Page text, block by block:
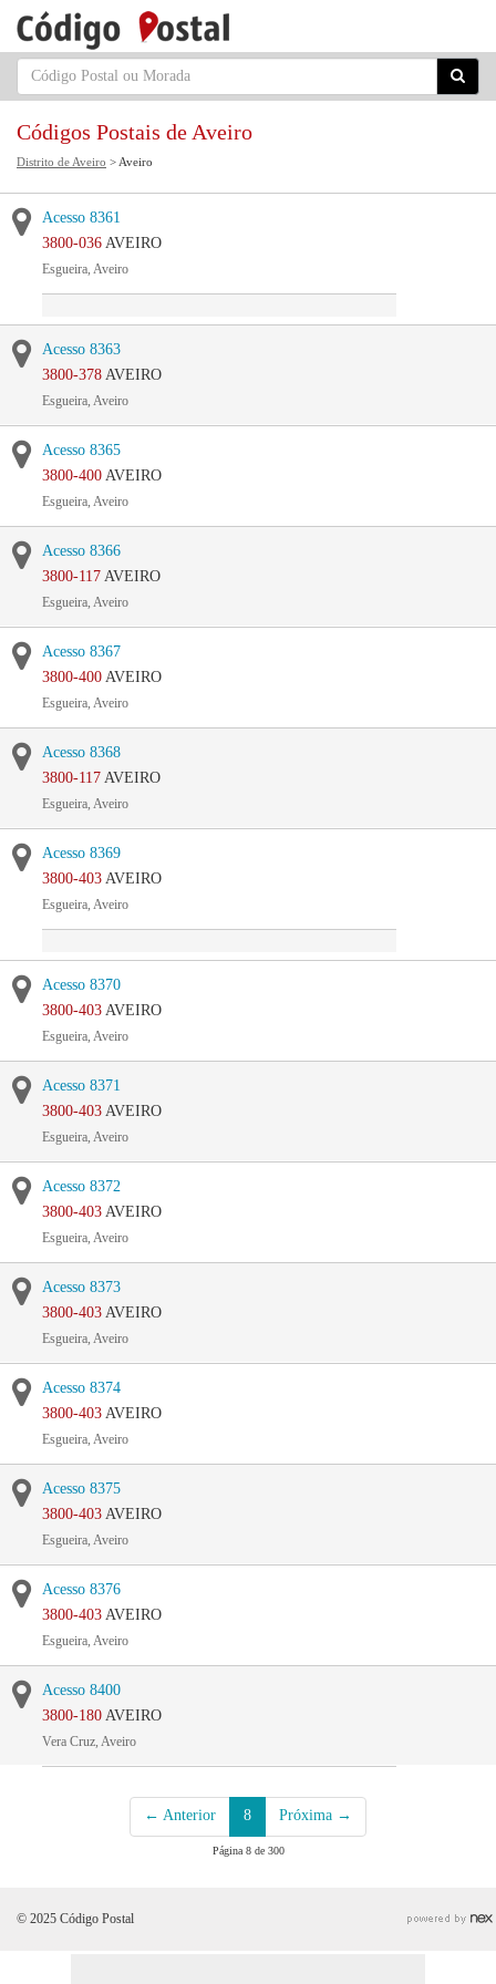
Códigos Postais de Aveiro
Distrito de Aveiro > Aveiro
Acesso 8361
3800-036 AVEIRO
Esgueira, Aveiro
Acesso 8363
3800-378 AVEIRO
Esgueira, Aveiro
Acesso 8365
3800-400 AVEIRO
Esgueira, Aveiro
Acesso 8366
3800-117 AVEIRO
Esgueira, Aveiro
Acesso 8367
3800-400 AVEIRO
Esgueira, Aveiro
Acesso 8368
3800-117 AVEIRO
Esgueira, Aveiro
Acesso 8369
3800-403 AVEIRO
Esgueira, Aveiro
Acesso 8370
3800-403 AVEIRO
Esgueira, Aveiro
Acesso 8371
3800-403 AVEIRO
Esgueira, Aveiro
Acesso 8372
3800-403 AVEIRO
Esgueira, Aveiro
Acesso 8373
3800-403 AVEIRO
Esgueira, Aveiro
Acesso 8374
3800-403 AVEIRO
Esgueira, Aveiro
Acesso 8375
3800-403 AVEIRO
Esgueira, Aveiro
Acesso 8376
3800-403 AVEIRO
Esgueira, Aveiro
Acesso 8400
3800-180 AVEIRO
Vera Cruz, Aveiro
← Anterior 8 Próxima →
Página 8 de 300
© 2025 Código Postal